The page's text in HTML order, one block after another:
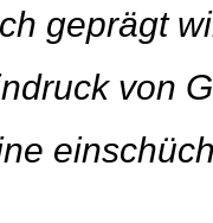
geprägt
von